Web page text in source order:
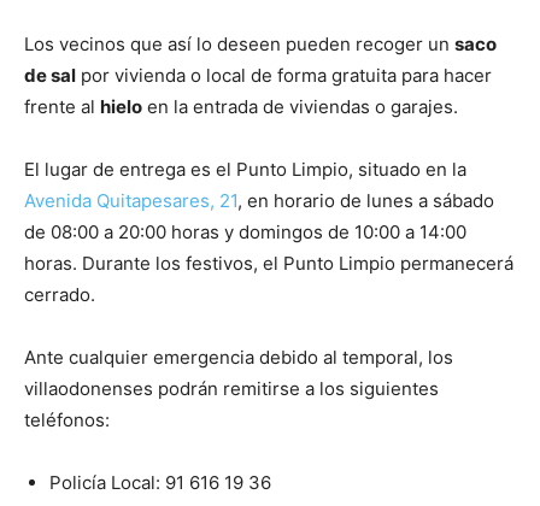
Los vecinos que así lo deseen pueden recoger un saco
de sal por vivienda o local de forma gratuita para hacer
frente al hielo en la entrada de viviendas o garajes.
El lugar de entrega es el Punto Limpio, situado en la
Avenida Quitapesares, 21, en horario de lunes a sábado
de 08:00 a 20:00 horas y domingos de 10:00 a 14:00
horas. Durante los festivos, el Punto Limpio permanecerá
cerrado.
Ante cualquier emergencia debido al temporal, los
villaodonenses podrán remitirse a los siguientes
teléfonos:
Policía Local: 91 616 19 36